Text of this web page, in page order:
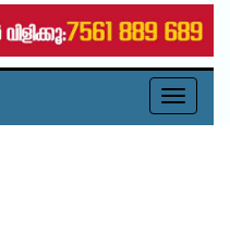
Toggle